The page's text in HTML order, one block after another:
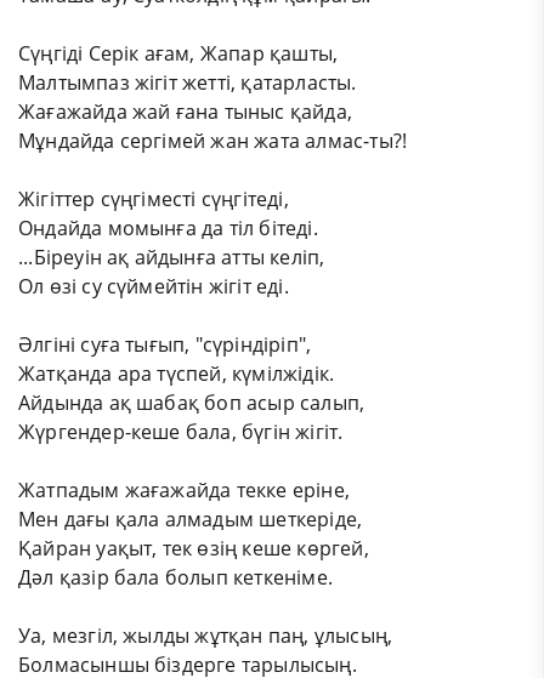
Сүңгіді Серік ағам, Жапар қашты,
Малтымпаз жігіт жетті, қатарласты.
Жағажайда жай ғана тыныс қайда,
Мұндайда сергімей жан жата алмас-ты?!
Жігіттер сүңгіместі сүңгітеді,
Ондайда момынға да тіл бітеді.
...Біреуін ақ айдынға атты келіп,
Ол өзі су сүймейтін жігіт еді.
Әлгіні суға тығып, "сүріндіріп",
Жатқанда ара түспей, күмілжідік.
Айдында ақ шабақ боп асыр салып,
Жүргендер-кеше бала, бүгін жігіт.
Жатпадым жағажайда текке еріне,
Мен дағы қала алмадым шеткеріде,
Қайран уақыт, тек өзің кеше көргей,
Дәл қазір бала болып кеткеніме.
Уа, мезгіл, жылды жұтқан паң, ұлысың,
Болмасыншы біздерге тарылысың.